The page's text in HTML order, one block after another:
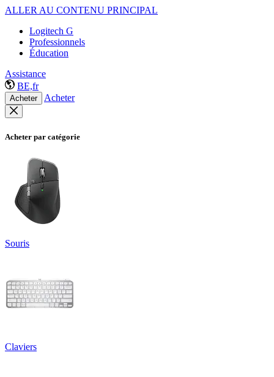
ALLER AU CONTENU PRINCIPAL
Logitech G
Professionnels
Éducation
Assistance
BE,fr
Acheter Acheter
Acheter par catégorie
Souris
Claviers